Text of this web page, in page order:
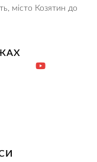
місто Козятин до